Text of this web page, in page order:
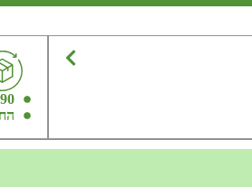
90 יום החזר כספי מלא